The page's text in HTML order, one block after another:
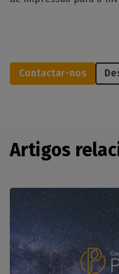
Contactar-nos
Artigos